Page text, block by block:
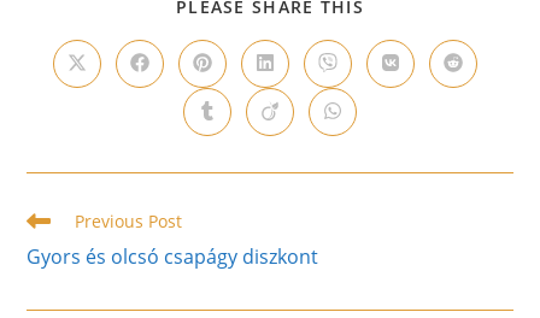
PLEASE SHARE THIS
CONTENT
Opens
in
Opens
in
window
Opens
in
a
new
window
Opens
in
a
new
window
Opens
in
a
new
window
Opens
in
Opens
in
Opens
in
new
Opens
in
new
Opens
in
new
Read
articles
Previous Post
Gyors és olcsó csapágy diszkont